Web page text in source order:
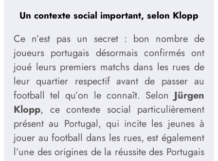
Un contexte social important, selon Klopp
Ce n’est pas un secret : bon nombre de
joueurs portugais désormais confirmés ont
joué leurs premiers matchs dans les rues de
leur quartier respectif avant de passer au
football tel qu’on le connaît. Selon Jürgen
Klopp, ce contexte social particulièrement
présent au Portugal, qui incite les jeunes à
jouer au football dans les rues, est également
l’une des origines de la réussite des Portugais